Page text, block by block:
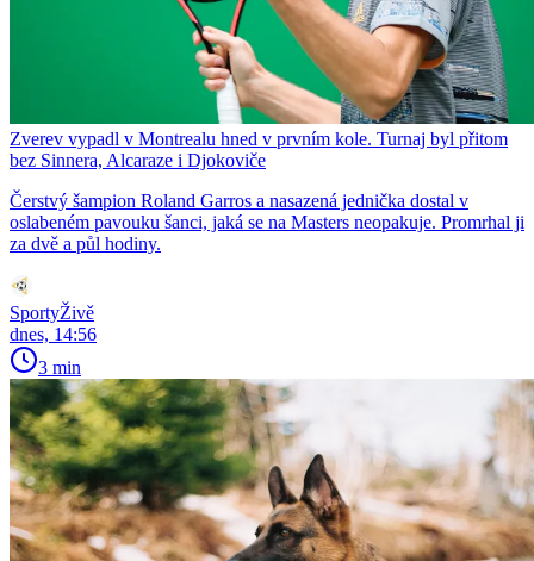
Zverev vypadl v Montrealu hned v prvním kole. Turnaj byl přitom
bez Sinnera, Alcaraze i Djokoviče
Čerstvý šampion Roland Garros a nasazená jednička dostal v
oslabeném pavouku šanci, jaká se na Masters neopakuje. Promrhal ji
za dvě a půl hodiny.
SportyŽivě
dnes, 14:56
3 min